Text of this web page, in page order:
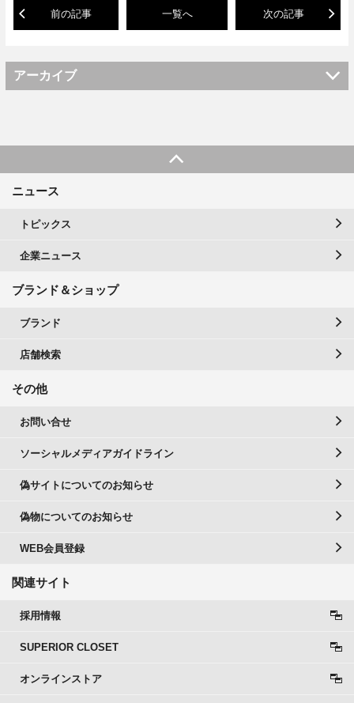
前の記事 一覧へ 次の記事
アーカイブ
ニュース
トピックス
企業ニュース
ブランド＆ショップ
ブランド
店舗検索
その他
お問い合せ
ソーシャルメディアガイドライン
偽サイトについてのお知らせ
偽物についてのお知らせ
WEB会員登録
関連サイト
採用情報
SUPERIOR CLOSET
オンラインストア